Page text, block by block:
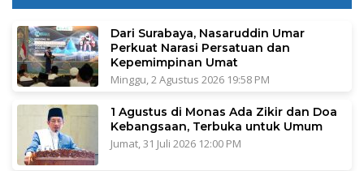
Dari Surabaya, Nasaruddin Umar
Perkuat Narasi Persatuan dan
Kepemimpinan Umat
Minggu, 2 Agustus 2026 19:58 PM
1 Agustus di Monas Ada Zikir dan Doa
Kebangsaan, Terbuka untuk Umum
Jumat, 31 Juli 2026 12:00 PM